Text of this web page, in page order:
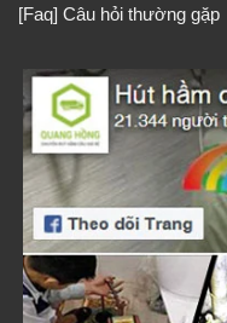
[Faq] Câu hỏi thường gặp